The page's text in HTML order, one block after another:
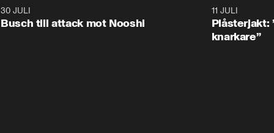
30 JULI
Busch till attack mot Nooshi
11 JULI
Plåsterjakt:
knarkare”